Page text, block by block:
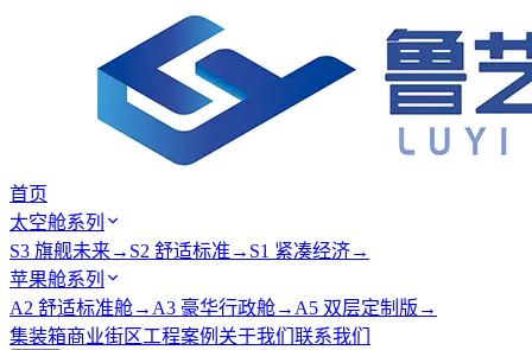
首页
太空舱系列
S3 旗舰未来→ S2 舒适标准 → S1 紧凑经济→
苹果舱系列
A2 舒适标准舱→ A3 豪华行政舱→ A5 双层定制版 →
集装箱商业街区工程案例 关于我们 联系我们